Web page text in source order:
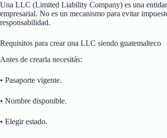
Una LLC (Limited Liability Company) es una
empresarial. No es un mecanismo para evitar
responsabilidad.
Requisitos para crear una LLC siendo guatemalteco
Antes de crearla necesitás:
• Pasaporte vigente.
• Nombre disponible.
• Elegir estado.